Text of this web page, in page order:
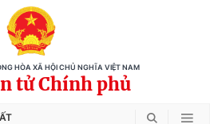
HÒA XÃ HỘI CHỦ NGHĨA VIỆT NAM
tử Chính phủ